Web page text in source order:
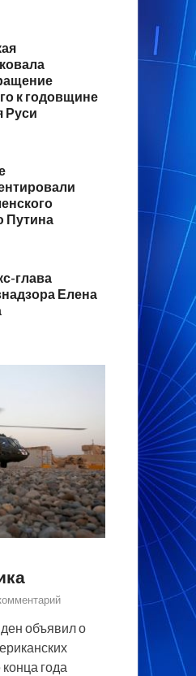
к годовщине
Руси
Путина
глава
Елена
объявил о
года